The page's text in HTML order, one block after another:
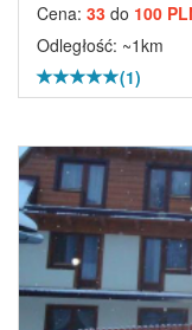
Cena: 33 do 100
Odległość: ~1km
(1)